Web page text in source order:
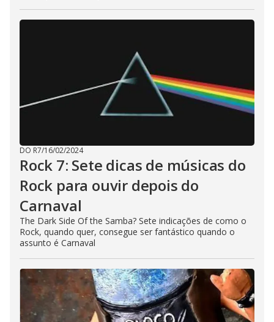
DO R7/16/02/2024
Rock 7: Sete dicas de músicas do
Rock para ouvir depois do
Carnaval
The Dark Side Of the Samba? Sete indicações de como o
Rock, quando quer, consegue ser fantástico quando o
assunto é Carnaval